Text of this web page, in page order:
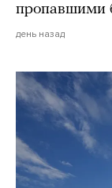
пропавшими
день назад